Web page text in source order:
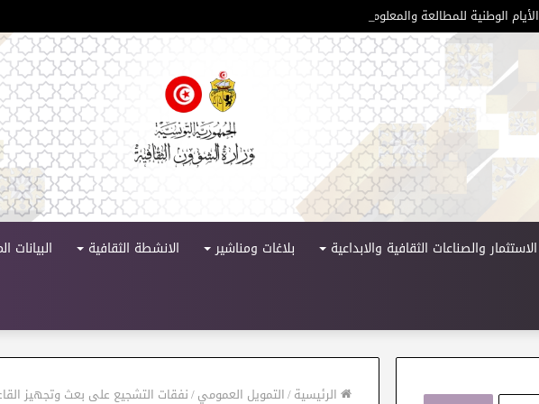
الأيام الوطنية للمطالعة والمعلومات تحت شعار “المكتبة العمومية فضاء للمعرفة ودعامة للتنمية الثقافية “
الاستثمار والصناعات الثقافية والابداعية بلاغات ومناشير الانشطة الثقافية البيانات
الرئيسية/التمويل العمومي/نفقات التشجيع على بعث وتجهيز